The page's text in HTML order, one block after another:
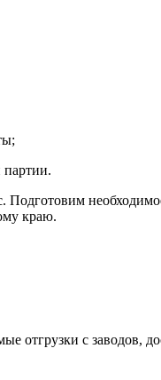
Подготовим
краю.
с заводов,